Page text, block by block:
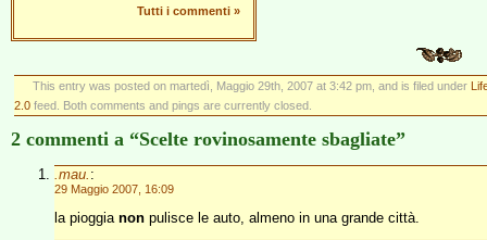
Tutti i commenti »
This entry was posted on martedì, Maggio 29th, 2007 at 3:42 pm, and is filed under
2.0 feed. Both comments and pings are currently closed.
2 commenti a “Scelte rovinosamente sbagliate”
.mau. :
29 Maggio 2007, 16:09
la pioggia non pulisce le auto, almeno in una grande città.